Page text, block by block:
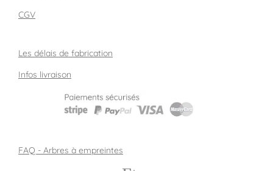
CGV
Les délais de fabrication
Infos livraison
FAQ - Arbres à empreintes